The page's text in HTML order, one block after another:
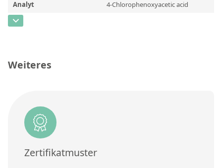
Analyt 4-Chlorophenoxyacetic acid
CAS-Nummer
Einheit
Weiteres
Zertifikatmuster